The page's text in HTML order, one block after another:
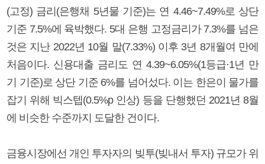
(고정) 금리(은행채 5년물 기준)는 연 4.46~7.49%로 상단
기준 7.5%에 육박했다. 5대 은행 고정금리가 7.3%를 넘은
것은 지난 2022년 10월 말(7.33%) 이후 3년 8개월여 만에
처음이다. 신용대출 금리도 연 4.39~6.05%(1등급·1년 만
기 기준)로 상단 기준 6%를 넘어섰다. 이는 한은이 물가를
잡기 위해 빅스텝(0.5%p 인상) 등을 단행했던 2021년 8월
에 비슷한 수준까지 도달한 건이다.
금융시장에선 개인 투자자의 빚투(빚내서 투자) 규모가 위